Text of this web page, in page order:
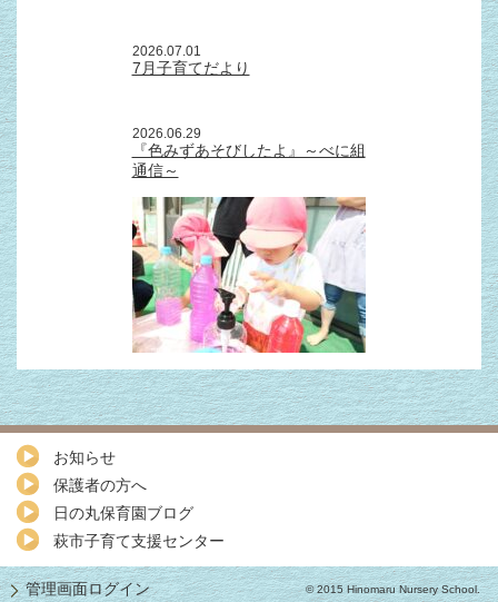
2026.07.01
7月子育てだより
2026.06.29
『色みずあそびしたよ』～べに組
通信～
お知らせ
保護者の方へ
日の丸保育園ブログ
萩市子育て支援センター
管理画面ログイン © 2015 Hinomaru Nursery School.